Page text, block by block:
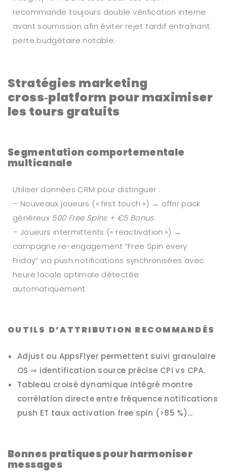
recommande toujours double vérification interne
avant soumission afin éviter rejet tardif entraînant
perte budgétaire notable.
Stratégies marketing
cross‑platform pour maximiser
les tours gratuits
Segmentation comportementale
multicanale
Utiliser données CRM pour distinguer :
– Nouveaux joueurs (« first touch ») → offrir pack
généreux 500 Free Spins + €5 Bonus.
– Joueurs intermittents (« reactivation ») →
campagne re-engagement “Free Spin every
Friday” via push notifications synchronisées avec
heure locale optimale détectée
automatiquement.
OUTILS D’ATTRIBUTION RECOMMANDÉS
Adjust ou AppsFlyer permettent suivi granulaire
OS ⇒ identification source précise CPI vs CPA.
Tableau croisé dynamique intégré montre
corrélation directe entre fréquence notifications
push ET taux activation free spin (>85 %)…
Bonnes pratiques pour harmoniser
messages